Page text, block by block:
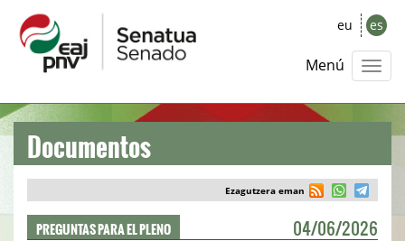
eu es
Menú
Documentos
Ezagutzera eman
PREGUNTAS PARA EL PLENO
04/06/2026